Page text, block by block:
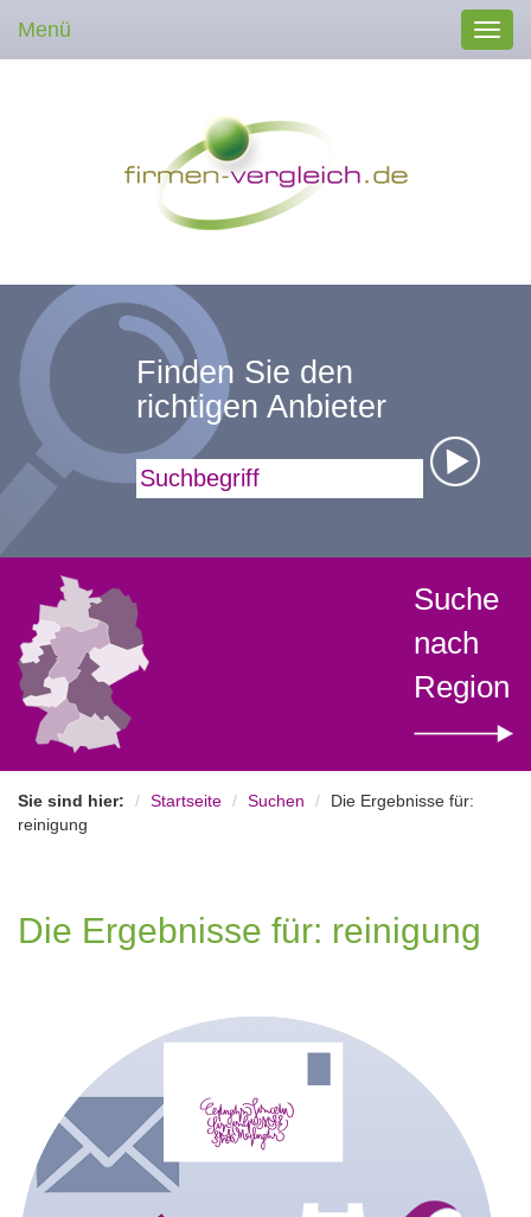
Menü
Finden Sie den
richtigen Anbieter
Suchbegriff
Suche
nach
Region
Sie sind hier: Startseite Suchen
Die Ergebnisse für:
reinigung
Die Ergebnisse für: reinigung